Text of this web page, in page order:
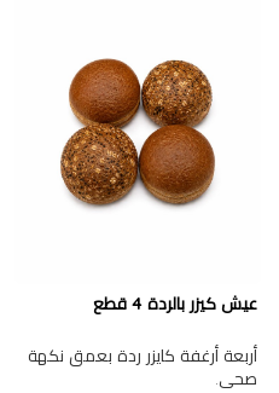
عيش كيزر بالردة 4 قطع
أربعة أرغفة كايزر ردة بعمق نكهة
صحي.